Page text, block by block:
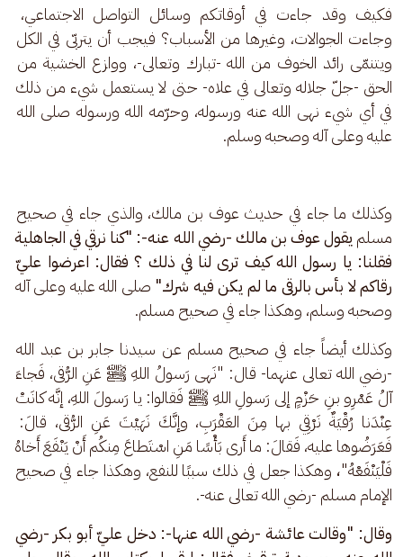
فكيف وقد جاءت في أوقاتكم وسائل التواصل الاجتماعي،
وجاءت الجوالات، وغيرها من الأسباب؟ فيجب أن يتربّى في الكل
ويتنمّى رائد الخوف من الله -تبارك وتعالى-، ووازع الخشية من
الحق -جلّ جلاله وتعالى في علاه- حتى لا يستعمل شيء من ذلك
في أي شيء نهى الله عنه ورسوله، وحرّمه الله ورسوله صلى الله
عليه وعلى آله وصحبه وسلم.
وكذلك ما جاء في حديث عوف بن مالك، والذي جاء في صحيح
مسلم يقول عوف بن مالك -رضي الله عنه-: "كنا نرقي في الجاهلية
فقلنا: يا رسول الله كيف ترى لنا في ذلك ؟ فقال: اعرضوا عليّ
رقاكم لا بأس بالرقى ما لم يكن فيه شرك" صلى الله عليه وعلى آله
وصحبه وسلم، وهكذا جاء في صحيح مسلم.
وكذلك أيضاً جاء في صحيح مسلم عن سيدنا جابر بن عبد الله
-رضي الله تعالى عنهما- قال: "نَهى رَسولُ اللهِ ﷺ عَنِ الرُّقى، فَجاءَ
آلُ عَمْرِو بنِ حَزْمٍ إلى رَسولِ اللهِ ﷺ فَقالوا: يا رَسولَ اللهِ، إنَّه كانَتْ
عِنْدَنا رُقْيَةٌ نَرْقِي بها مِنَ العَقْرَبِ، وإنَّكَ نَهَيْتَ عَنِ الرُّقى، قالَ:
فَعَرَضُوها عليه، فَقالَ: ما أَرى بَأْسًا مَنِ اسْتَطاعَ مِنكُم أَنْ يَنْفَعَ أَخاهُ
فَلْيَنْفَعْهُ"، وهكذا جعل في ذلك سببًا للنفع، وهكذا جاء في صحيح
الإمام مسلم -رضي الله تعالى عنه-.
وقال: "وقالت عائشة -رضي الله عنها-: دخل عليّ أبو بكر -رضي